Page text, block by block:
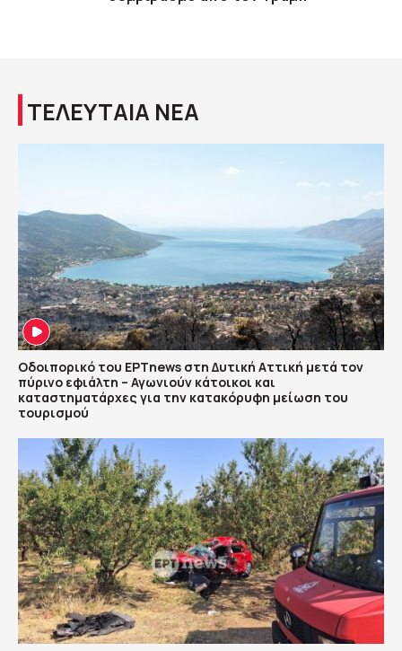
ΤΕΛΕΥΤΑΙΑ ΝΕΑ
Οδοιπορικό του ΕΡΤnews στη Δυτική Αττική μετά τον
πύρινο εφιάλτη – Αγωνιούν κάτοικοι και
καταστηματάρχες για την κατακόρυφη μείωση του
τουρισμού